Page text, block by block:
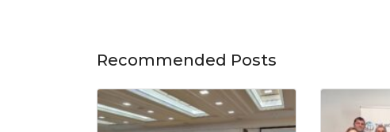
Recommended Posts